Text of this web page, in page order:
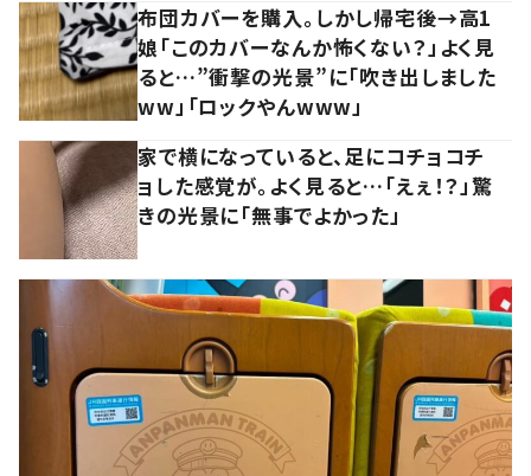
布団カバーを購入。しかし帰宅後→高1
娘「このカバーなんか怖くない？」よく見
ると…”衝撃の光景”に「吹き出しました
ww」「ロックやんwww」
家で横になっていると、足にコチョコチ
ョした感覚が。よく見ると…「えぇ！？」驚
きの光景に「無事でよかった」